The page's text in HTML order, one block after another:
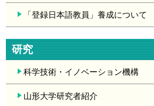
「登録日本語教員」養成について
研究
科学技術・イノベーション機構
山形大学研究者紹介